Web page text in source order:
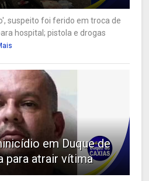
suspeito foi ferido em troca de
hospital; pistola e drogas
em Duque de
para atrair vítima